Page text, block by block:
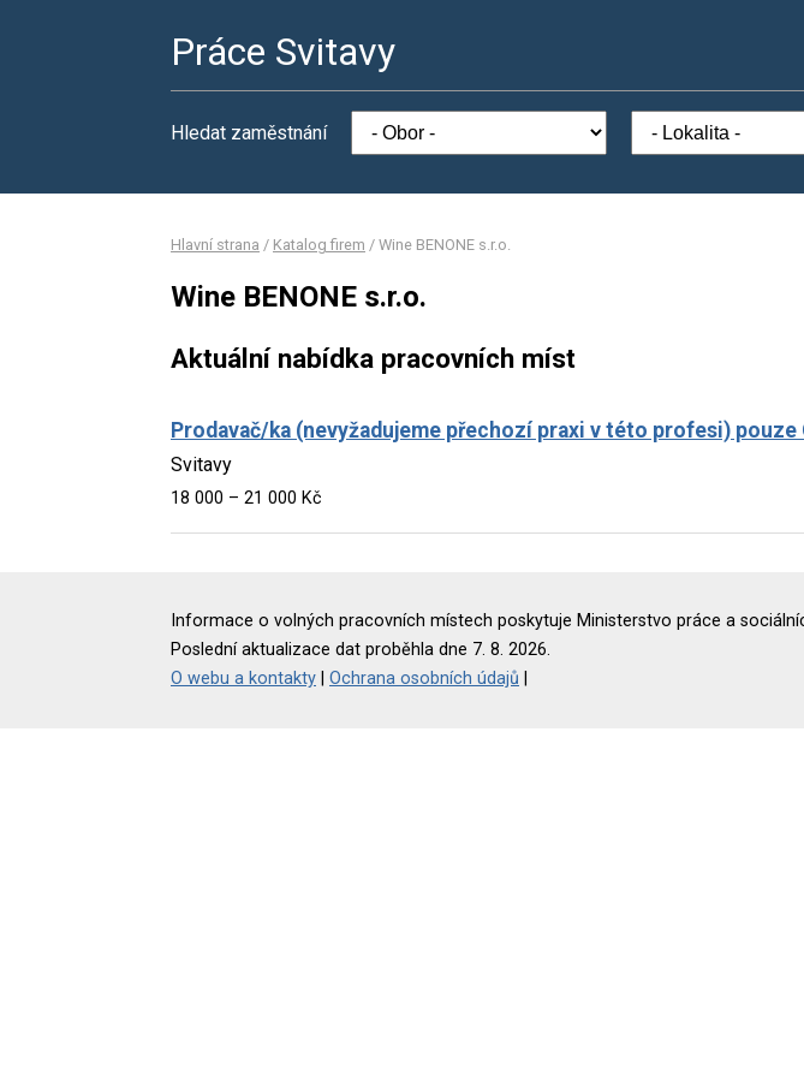
Práce Svitavy
Hledat zaměstnání
Hlavní strana / Katalog firem / Wine BENONE s.r.o.
Wine BENONE s.r.o.
Aktuální nabídka pracovních míst
Prodavač/ka (nevyžadujeme přechozí praxi v této profesi) pouze
Svitavy
18 000 – 21 000 Kč
Informace o volných pracovních místech poskytuje Ministerstvo práce a
Poslední aktualizace dat proběhla dne 7. 8. 2026.
O webu a kontakty
Ochrana osobních údajů